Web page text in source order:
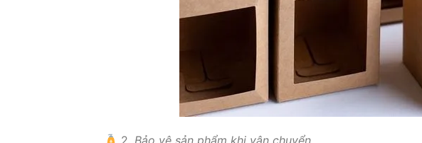
2. Bảo vệ sản phẩm khi vận chuyển